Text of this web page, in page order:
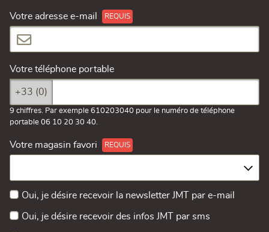
Votre adresse e-mail
Votre téléphone portable
+33 (0)
9 chiffres. Par exemple 610203040 pour le numéro de téléphone
portable 06 10 20 30 40.
Votre magasin favori
Oui, je désire recevoir la newsletter JMT par e-mail
Oui, je désire recevoir des infos JMT par sms